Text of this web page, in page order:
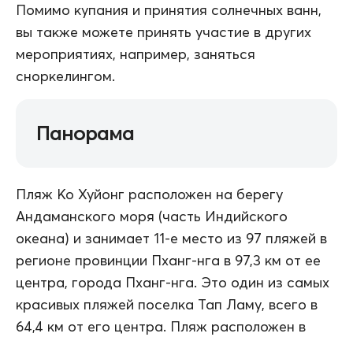
Помимо купания и принятия солнечных ванн,
вы также можете принять участие в других
мероприятиях, например, заняться
сноркелингом.
Панорама
Пляж Ко Хуйонг расположен на берегу
Андаманского моря (часть Индийского
океана) и занимает 11-е место из 97 пляжей в
регионе провинции Пханг-нга в 97,3 км от ее
центра, города Пханг-нга. Это один из самых
красивых пляжей поселка Тап Ламу, всего в
64,4 км от его центра. Пляж расположен в